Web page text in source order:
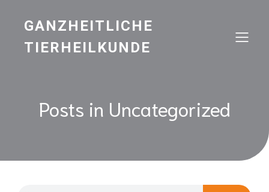
GANZHEITLICHE
TIERHEILKUNDE
Posts in Uncategorized